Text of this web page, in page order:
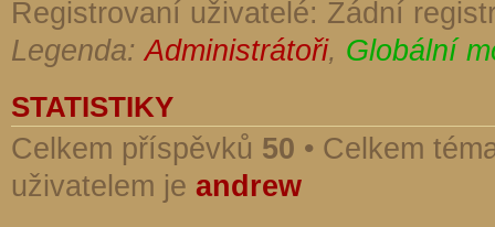
Registrovaní uživatelé: Žádní
Legenda:Administrátoři, Globální
STATISTIKY
Celkem příspěvků 50 • Celkem
uživatelem je andrew